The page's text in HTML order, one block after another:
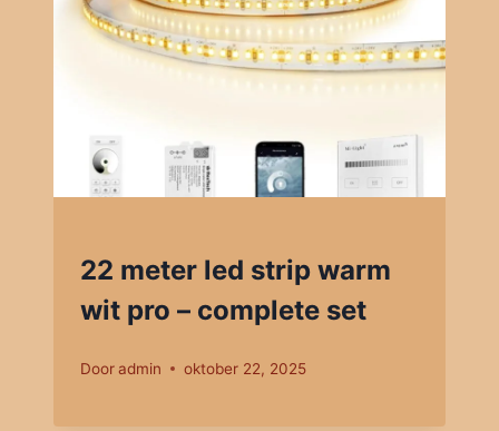
22 meter led strip warm
wit pro – complete set
Dooradmin oktober 22, 2025